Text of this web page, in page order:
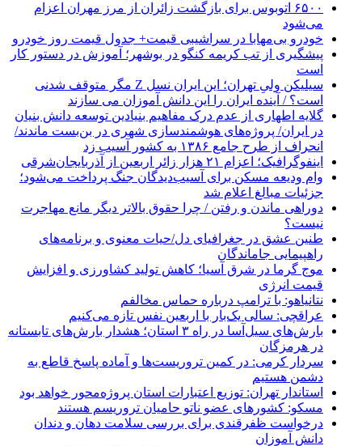
۶۵۰۰ اتوبوس برای بازگشت زائران از مرز مهران اعزام
می‌شود
خودرو بی‌مهابا در سراشیبی قیمت+ جدول قیمت روز خودرو
پیشگیری از تب کریمه کنگو در بوشهر؛ آموزش در دستور کار
است
سیلیکن ولیِ تهران؛ این ایران نسل Z مگر متوقف شدنی
است؟ / آینده ایران را این دانش آموزان می سازند
گلایه اطهاری از عدم درک مفاهیم بنیادین توسعه دانش بنیان
در ایران/ پروژه‌های هوشمندسازی شهری در بن‌بست ماندند/
انحراف از طرح جامع ۱۳۸۶ به کشور آسیب زد
اینفوگرافیک؛ اعزام ۲۱ هزار زائر اربعین از آذربایجان‌شرقی
وام ودیعه مسکن برای آسیب‌دیدگان جنگ پرداخت می‌شود؛
جزئیات مبالغ اعلام شد
دوراهی ماندن و رفتن / چرا حقوق بالاتر دیگر مانع مهاجرت
نیست؟
طنین عشق در جغرافیای دل/حیات معنوی و برنامه‌های
راهپیمایی جاماندگان
موج گرما در شرق آسیا؛ کاهش تولید کشاورزی و افزایش
قیمت انرژی
نتانیاهو: با ترامپ درباره حماس مخالفم
عراقچی: سالی یک‌بار با اربعین نفس تازه می‌کنیم
بارش‌های سیل‌آسا در راه ۳ استان؛ هشدار بارش‌های تابستانه
در هرمزگان
سردار کرمی: در کمین تروریست‌ها و آماده پاسخ قاطع به
دشمن هستیم
استاندار تهران: توزیع اعتبارات استان پروژه‌محور خواهد بود
مسکو: کشورهای عضو ناتو حامیان تروریسم هستند
درخواست ظفرقندی برای بررسی سلامت دهان و دندان
دانش آموزان